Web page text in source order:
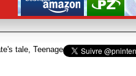
tale, Teenage